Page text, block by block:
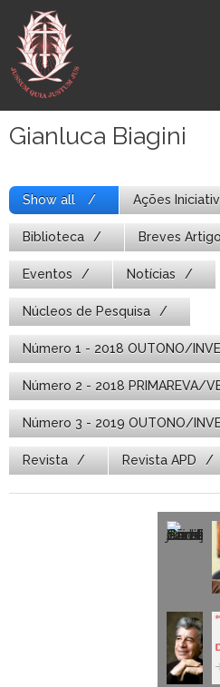
para
conteúdo
Gianluca Biagini
Show all Ações
Biblioteca Breves
Eventos Notícias
Núcleos de Pesquisa
Número 1 - 2018 OUTONO/
Número 2 - 2018 PRIMAREVA/
Número 3 - 2019 OUTONO/
Revista Revista APD